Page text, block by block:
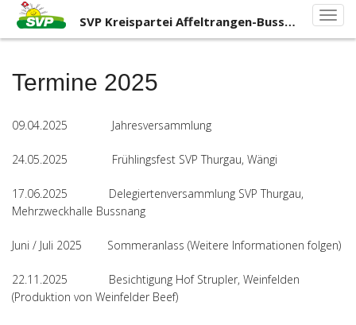
Primary
Menu
content
SVP Kreispartei Affeltrangen-Bussnang
SVP
Termine 2025
09.04.2025 Jahresversammlung
24.05.2025 Frühlingsfest SVP Thurgau, Wängi
17.06.2025 Delegiertenversammlung SVP Thurgau,
Mehrzweckhalle Bussnang
Juni / Juli 2025 Sommeranlass (Weitere Informationen folgen)
22.11.2025 Besichtigung Hof Strupler, Weinfelden
(Produktion von Weinfelder Beef)